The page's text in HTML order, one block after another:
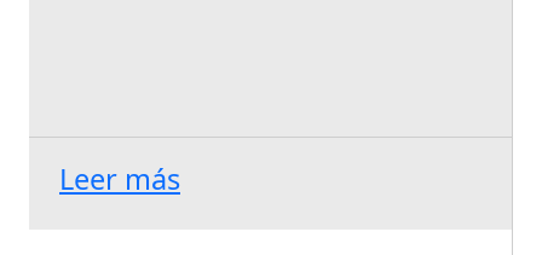
Leer más